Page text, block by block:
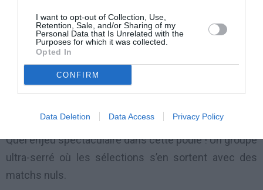
I want to opt-out of Collection, Use,
Retention, Sale, and/or Sharing of my
Personal Data that Is Unrelated with the
Purposes for which it was collected.
Opted In
CONFIRM
Data Deletion Data Access Privacy Policy
Il a attendu à quelques minutes de la fin de la
rencontre pour mettre à parité les deux équipes. Sur
un ballon en profondeur, Aurier parvient à centré en
retrait. Gradel est seul à 15 mètres et conclut
tranquillement du pied gauche ! Berthé se couche
Quel enjeu spectaculaire dans cette poule ! Un groupe
ultra-serré où les sélections s’en sortent avec des
matchs nuls.